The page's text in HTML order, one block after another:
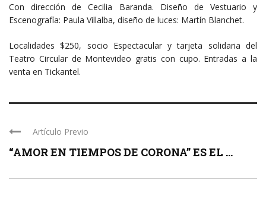
Con dirección de Cecilia Baranda. Diseño de Vestuario y
Escenografía: Paula Villalba, diseño de luces: Martín Blanchet.
Localidades $250, socio Espectacular y tarjeta solidaria del
Teatro Circular de Montevideo gratis con cupo. Entradas a la
venta en Tickantel.
Artículo Previo
“AMOR EN TIEMPOS DE CORONA” ES EL ...